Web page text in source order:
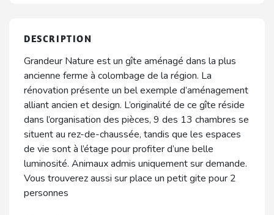
DESCRIPTION
Grandeur Nature est un gîte aménagé dans la plus
ancienne ferme à colombage de la région. La
rénovation présente un bel exemple d’aménagement
alliant ancien et design. L’originalité de ce gîte réside
dans l’organisation des pièces, 9 des 13 chambres se
situent au rez-de-chaussée, tandis que les espaces
de vie sont à l’étage pour profiter d’une belle
luminosité. Animaux admis uniquement sur demande.
Vous trouverez aussi sur place un petit gite pour 2
personnes